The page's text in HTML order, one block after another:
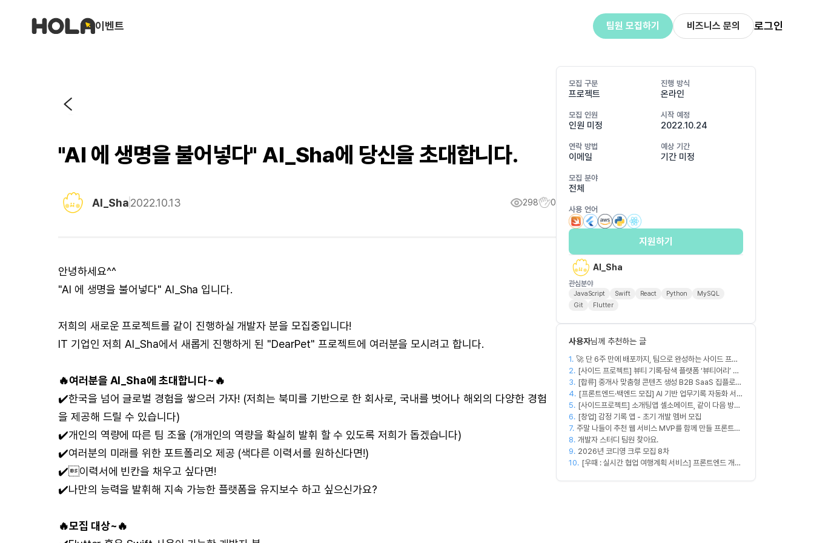
이벤트 팀원 모집하기 비즈니스 문의 로그인
"AI 에 생명을 불어넣다" AI_Sha에 당신을 초대합니다.
AI_Sha2022.10.13 298 0
안녕하세요^^
"AI 에 생명을 불어넣다" AI_Sha 입니다.
저희의 새로운 프로젝트를 같이 진행하실 개발자 분을 모집중입니다!
IT 기업인 저희 AI_Sha에서 새롭게 진행하게 된 "DearPet" 프로젝트에 여러분을 모시려고 합니다.
🔥여러분을 AI_Sha에 초대합니다~🔥
✔️한국을 넘어 글로벌 경험을 쌓으러 가자! (저희는 북미를 기반으로 한 회사로, 국내를 벗어나 해외의 다양한 경험
을 제공해 드릴 수 있습니다)
✔️개인의 역량에 따른 팀 조율 (개개인의 역량을 확실히 발휘 할 수 있도록 저희가 돕겠습니다)
✔️여러분의 미래를 위한 포트폴리오 제공 (색다른 이력서를 원하신다면!)
✔️이력서에 빈칸을 채우고 싶다면!
✔️나만의 능력을 발휘해 지속 가능한 플랫폼을 유지보수 하고 싶으신가요?
🔥모집 대상~🔥
모집 구분
프로젝트
진행 방식
온라인
모집 인원
인원 미정
시작 예정
2022.10.24
연락 방법
이메일
예상 기간
기간 미정
모집 분야
전체
사용 언어
지원하기
AI_Sha
관심분야
JavaScript Swift React Python
MySQL
Git
Flutter
사용자님께 추천하는 글
1. 🚀 단 6주 만에 배포까지, 팀으로 완성하는 사이드 프로
젝트 [스위프 웹 15기] 🚀
2. [사이드 프로젝트] 뷰티 기록·탐색 플랫폼 ‘뷰티어리’ 디
자이너·프론트엔드·백엔드 팀원을 모집합니다
3. [합류] 중개사 맞춤형 콘텐츠 생성 B2B SaaS 집플로우
과 함께 하실 멤버를 모집합니다!
4. [프론트엔드·백엔드 모집] AI 기반 업무기록 자동화 서비
스 MVP 개발
5. [사이드프로젝트] 소개팅앱 셀소메이트, 같이 다음 방향
잡아볼 분 구합니다
6. [창업] 감정 기록 앱 - 초기 개발 멤버 모집
7. 주말 나들이 추천 웹 서비스 MVP를 함께 만들 프론트엔
드/디자이너 모집합니다
8. 개발자 스터디 팀원 찾아요.
9. 2026년 코디영 크루 모집 8차
10. [우때 : 실시간 협업 여행계획 서비스] 프론트엔드 개발